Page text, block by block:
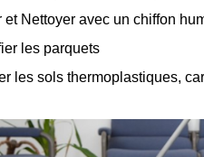
et Nettoyer avec un chiffon
les parquets
les sols thermoplastiques,